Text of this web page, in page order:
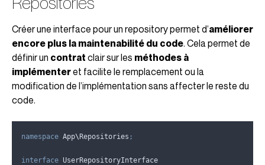
Créer une interface pour un repository permet d’améliorer
encore plus la maintenabilité du code. Cela permet de
définir un contrat clair sur les méthodes à
implémenteret facilite le remplacement ou la
modification de l’implémentation sans affecter le reste du
code.
namespace App\ Repositories ;
interface UserRepositoryInterface